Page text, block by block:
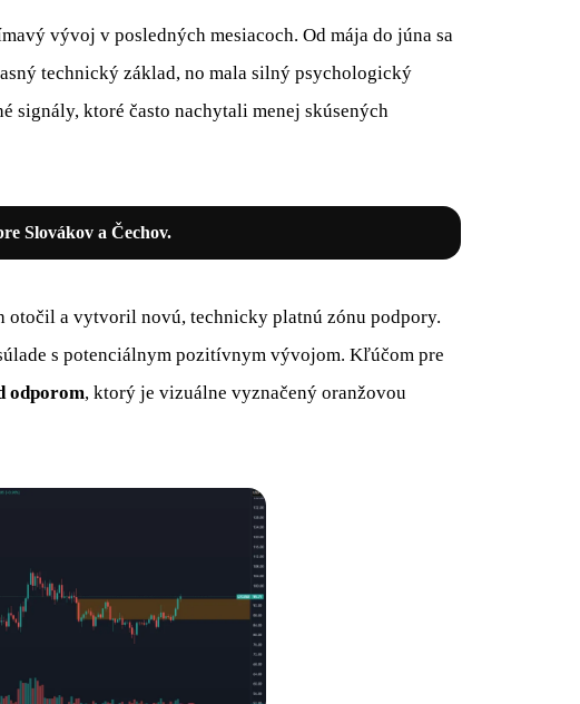
vývoj v posledných mesiacoch. Od mája do júna sa
technický základ, no mala silný psychologický
signály, ktoré často nachytali menej skúsených
Slovákov a Čechov.
otočil a vytvoril novú, technicky platnú zónu podpory.
s potenciálnym pozitívnym vývojom. Kľúčom pre
odporom, ktorý je vizuálne vyznačený oranžovou